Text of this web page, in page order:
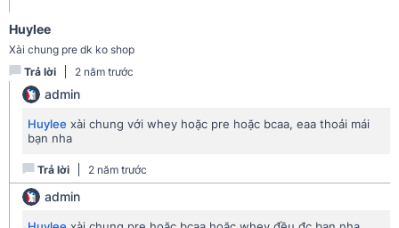
Creapure là loại creatine duy nhất được sản xuất ở Tây bán cầu.
Vì thế chất lượng sản phẩm phải đáp ứng được tiêu chuẩn
sát liên tục và ghi chép đầy đủ để đảm bảo chất lượng nhất
quán, đáng tin cậy và vượt trội.
Huylee
Xài chung pre dk ko shop
Trả lời
2 năm trước
admin
Huylee xài chung với whey hoặc pre hoặc bcaa, eaa thoải mái
bạn nha
Trả lời 2 năm trước
admin